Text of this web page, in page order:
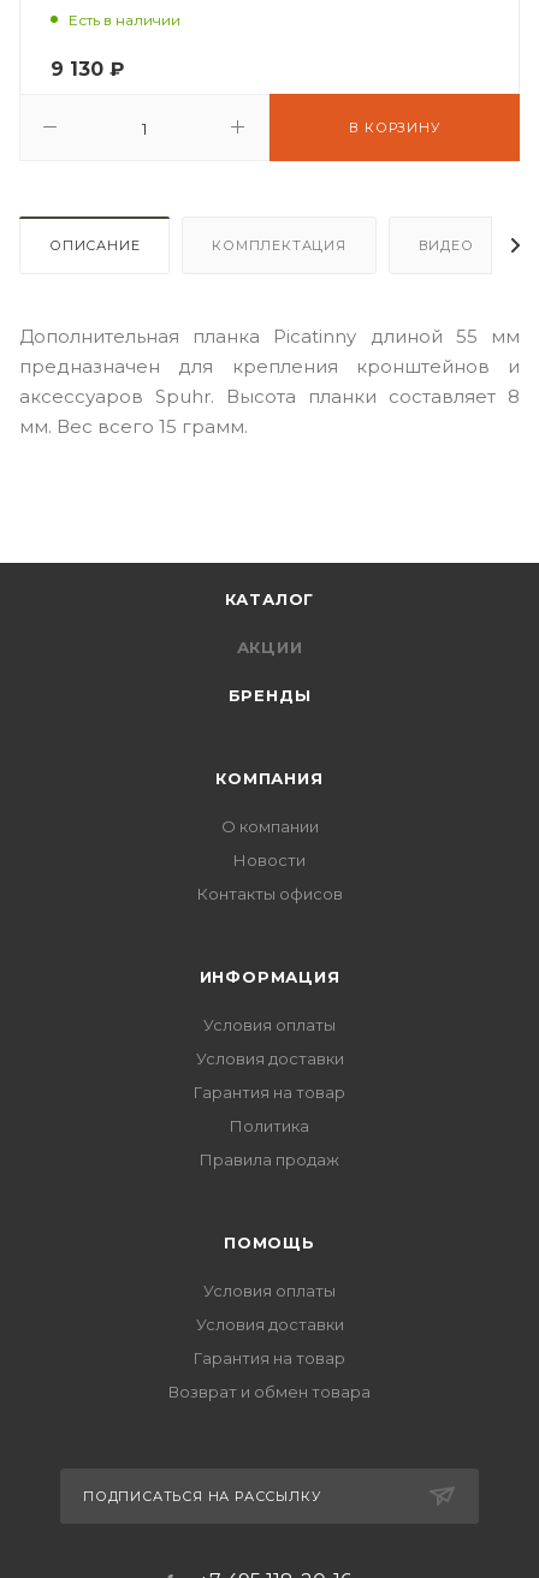
Есть в наличии
9 130 ₽
В КОРЗИНУ
ОПИСАНИЕ КОМПЛЕКТАЦИЯ ВИДЕО
Дополнительная планка Picatinny длиной 55 мм
предназначен для крепления кронштейнов и
аксессуаров Spuhr. Высота планки составляет 8
мм. Вес всего 15 грамм.
КАТАЛОГ
АКЦИИ
БРЕНДЫ
КОМПАНИЯ
О компании
Новости
Контакты офисов
ИНФОРМАЦИЯ
Условия оплаты
Условия доставки
Гарантия на товар
Политика
Правила продаж
ПОМОЩЬ
Условия оплаты
Условия доставки
Гарантия на товар
Возврат и обмен товара
ПОДПИСАТЬСЯ НА РАССЫЛКУ